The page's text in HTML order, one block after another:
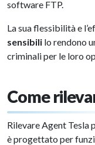
software FTP.
La sua flessibilità e
sensibili lo rendono
criminali per le loro
Come
Rilevare Agent Tesla
è progettato per